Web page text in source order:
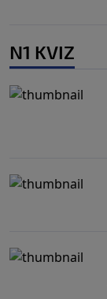
N1 KVIZ